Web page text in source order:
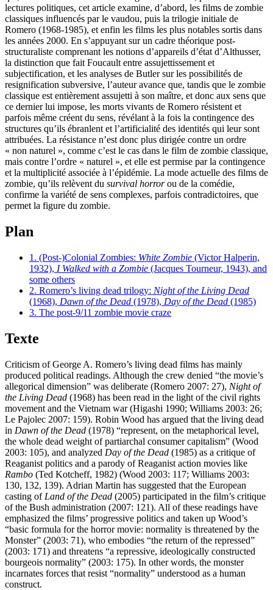
lectures politiques, cet article examine, d’abord, les films de zombie
classiques influencés par le vaudou, puis la trilogie initiale de
Romero (1968-1985), et enfin les films les plus notables sortis dans
les années 2000. En s’appuyant sur un cadre théorique post-
structuraliste comprenant les notions d’appareils d’état d’Althusser,
la distinction que fait Foucault entre assujettissement et
subjectification, et les analyses de Butler sur les possibilités de
resignification subversive, l’auteur avance que, tandis que le zombie
classique est entièrement assujetti à son maître, et donc aux sens que
ce dernier lui impose, les morts vivants de Romero résistent et
parfois même créent du sens, révélant à la fois la contingence des
structures qu’ils ébranlent et l’artificialité des identités qui leur sont
attribuées. La résistance n’est donc plus dirigée contre un ordre
« non naturel », comme c’est le cas dans le film de zombie classique,
mais contre l’ordre « naturel », et elle est permise par la contingence
et la multiplicité associée à l’épidémie. La mode actuelle des films de
zombie, qu’ils relèvent du survival horrorou de la comédie,
confirme la variété de sens complexes, parfois contradictoires, que
permet la figure du zombie.
Plan
1. (Post-)Colonial Zombies: White Zombie (Victor Halperin,
1932), I Walked with a Zombie (Jacques Tourneur, 1943), and
some others
2. Romero’s living dead trilogy: Night of the Living Dead
(1968), Dawn of the Dead (1978), Day of the Dead (1985)
3. The post-9/11 zombie movie craze
Texte
Criticism of George A. Romero’s living dead films has mainly
produced political readings. Although the crew denied “the movie’s
allegorical dimension” was deliberate (Romero 2007: 27), Night of
the Living Dead (1968) has been read in the light of the civil rights
movement and the Vietnam war (Higashi 1990; Williams 2003: 26;
Le Pajolec 2007: 159). Robin Wood has argued that the living dead
in Dawn of the Dead (1978) “represent, on the metaphorical level,
the whole dead weight of partiarchal consumer capitalism” (Wood
2003: 105), and analyzed Day of the Dead (1985) as a critique of
Reaganist politics and a parody of Reaganist action movies like
Rambo (Ted Kotcheff, 1982) (Wood 2003: 117; Williams 2003:
130, 132, 139). Adrian Martin has suggested that the European
casting of Land of the Dead (2005) participated in the film’s critique
of the Bush administration (2007: 121). All of these readings have
emphasized the films’ progressive politics and taken up Wood’s
“basic formula for the horror movie: normality is threatened by the
Monster” (2003: 71), who embodies “the return of the repressed”
(2003: 171) and threatens “a repressive, ideologically constructed
bourgeois normality” (2003: 175). In other words, the monster
incarnates forces that resist “normality” understood as a human
construct.